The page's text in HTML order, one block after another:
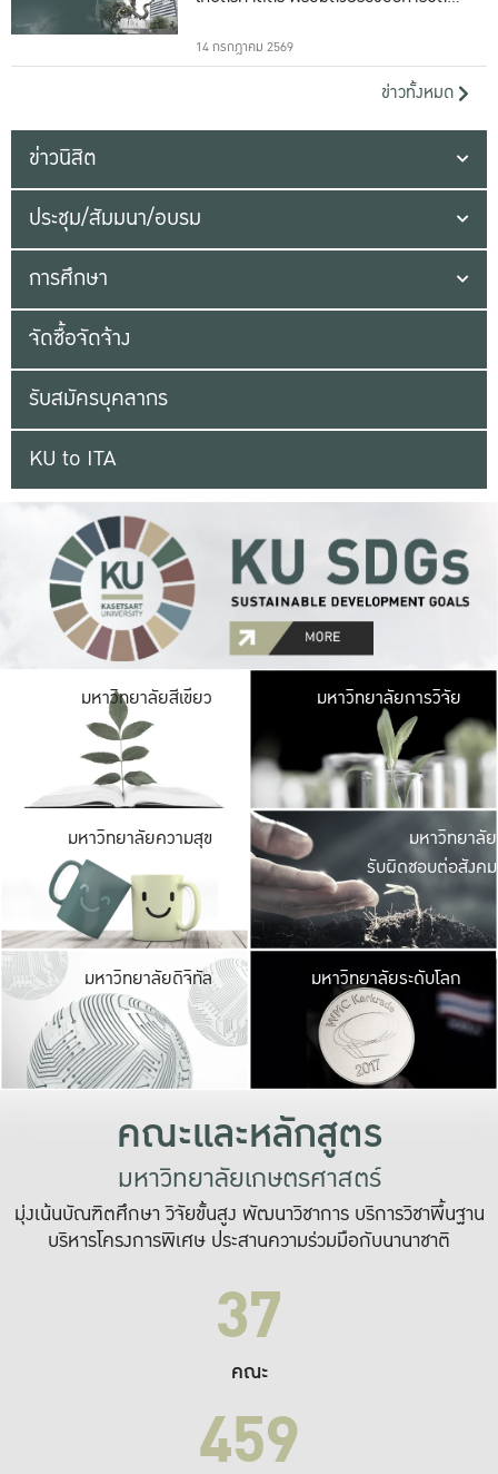
14 กรกฎาคม 2569
ข่าวทั้งหมด
ข่าวนิสิต
ประชุม/สัมมนา/อบรม
การศึกษา
จัดซื้อจัดจ้าง
รับสมัครบุคลากร
KU to ITA
มหาวิทยาลัยสีเขียว มหาวิ
มีพื้นที่เขียวสดใส
เป็นป่าในเมือง เกษต
มหาวิทยาลัยการวิจัย
มหาวิทยาลัยความสุข มหาวิ
ค
เปิดประ
และพบเรื่องราวใ
มหาวิทยาลัย
รับผิดชอบต่อสังคม
มหาวิทยาลัยดิจิทัล มหาวิ
เปลี่ยนแปลง แล
เพื่อทำง
ระบบสารสนเทศ
มหาวิทยาลัยระดับโลก
คณะและหลักสูตร
มหาวิทยาลัยเกษตรศาสตร์
มุ่งเน้นบัณฑิตศึกษา วิจัยขั้นสูง พัฒนาวิชาการ บริการวิชาพื้นฐาน
บริหารโครงการพิเศษ ประสานความร่วมมือกับนานาชาติ
37
คณะ
459